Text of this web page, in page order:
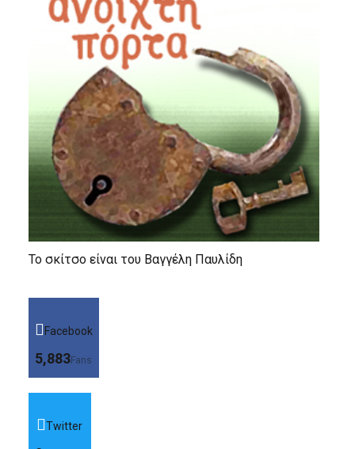
Το σκίτσο είναι του Βαγγέλη Παυλίδη
Facebook
5,883Fans
Twitter